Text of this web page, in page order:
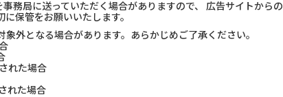
務局に送っていただく場合がありますので、 広告サイトからの
保管をお願いいたします。
外となる場合があります。あらかじめご了承ください。
れた場合
れた場合